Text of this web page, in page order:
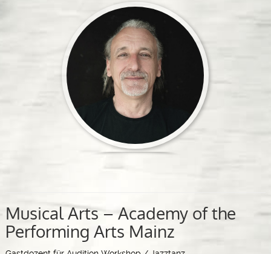
Musical Arts – Academy of the
Performing Arts Mainz